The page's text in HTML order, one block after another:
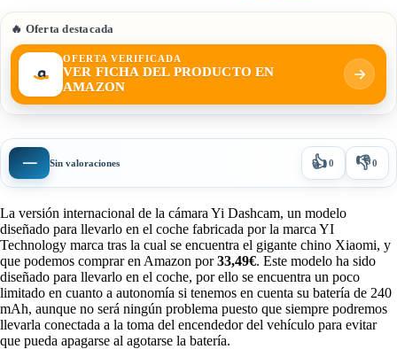
🔥 Oferta destacada
OFERTA VERIFICADA
VER FICHA DEL PRODUCTO EN
AMAZON
— Sin valoraciones 👍0 👎0
La versión internacional de la cámara Yi Dashcam, un modelo
diseñado para llevarlo en el coche fabricada por la marca YI
Technology marca tras la cual se encuentra el gigante chino Xiaomi, y
que podemos comprar en Amazon por33,49€. Este modelo ha sido
diseñado para llevarlo en el coche, por ello se encuentra un poco
limitado en cuanto a autonomía si tenemos en cuenta su batería de 240
mAh, aunque no será ningún problema puesto que siempre podremos
llevarla conectada a la toma del encendedor del vehículo para evitar
que pueda apagarse al agotarse la batería.